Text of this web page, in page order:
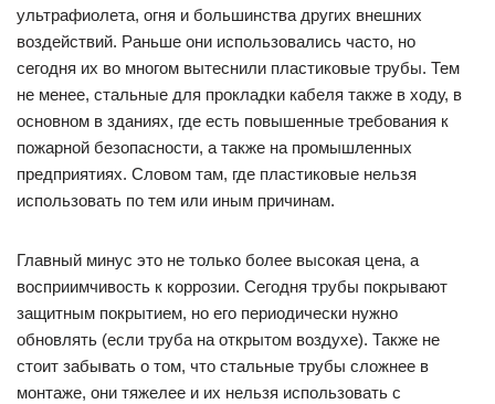
ультрафиолета, огня и большинства других внешних
воздействий. Раньше они использовались часто, но
сегодня их во многом вытеснили пластиковые трубы. Тем
не менее, стальные для прокладки кабеля также в ходу, в
основном в зданиях, где есть повышенные требования к
пожарной безопасности, а также на промышленных
предприятиях. Словом там, где пластиковые нельзя
использовать по тем или иным причинам.
Главный минус это не только более высокая цена, а
восприимчивость к коррозии. Сегодня трубы покрывают
защитным покрытием, но его периодически нужно
обновлять (если труба на открытом воздухе). Также не
стоит забывать о том, что стальные трубы сложнее в
монтаже, они тяжелее и их нельзя использовать с